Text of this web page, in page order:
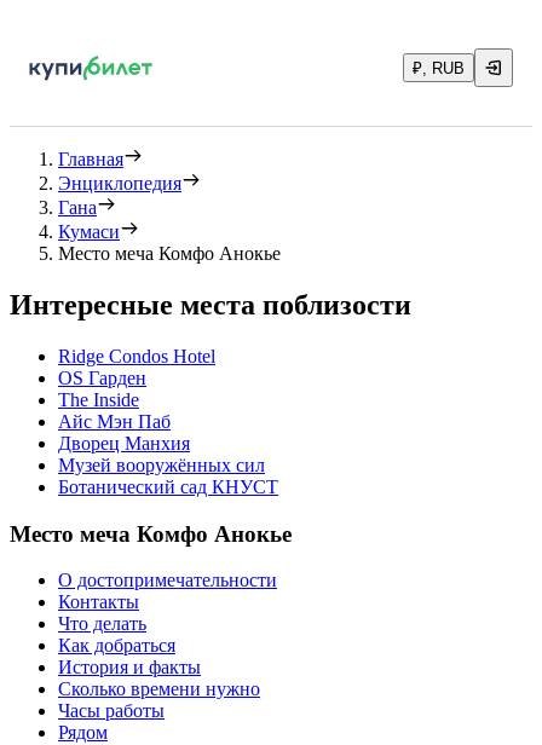
₽, RUB
Главная
Энциклопедия
Гана
Кумаси
Место меча Комфо Анокье
Интересные места поблизости
Ridge Condos Hotel
OS Гарден
The Inside
Айс Мэн Паб
Дворец Манхия
Музей вооружённых сил
Ботанический сад КНУСТ
Место меча Комфо Анокье
О достопримечательности
Контакты
Что делать
Как добраться
История и факты
Сколько времени нужно
Часы работы
Рядом